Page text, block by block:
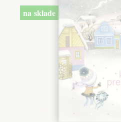
na sklade